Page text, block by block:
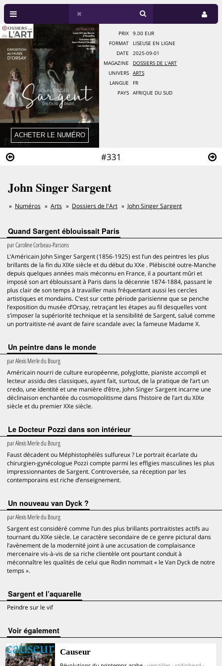
#331
PRIX
9.00 EUR
FORMAT
LISEUSE EN LIGNE
DATE
2025-09-01
MAGAZINE
DOSSIERS DE L'ART
UNIVERS
ARTS
LANGUE
FR
PAYS
AFRIQUE DU SUD
John Singer Sargent
Numéros Arts Dossiers de l'Art John Singer Sargent
Quand Sargent éblouissait Paris
parCaroline Corbeau-Parsons
L’Américain John Singer Sargent (1856-1925) est l’un des peintres les plus
brillants de la fin du XIXe siècle et du début du XXe . Plébiscité outre-Manche
depuis quelques années mais méconnu en France, il a pourtant mûri et
imposé son art éblouissant à Paris dans la décennie 1874-1884, passant le
plus clair de son temps à travailler mais fréquentant aussi les cercles
artistiques et mondains. C’est sur cette période parisienne que se penche
l’exposition du musée d’Orsay, retraçant les étapes au fil desquelles vont
s’imposer la supériorité technique et la sensibilité de Sargent, salué comme
un portraitiste-né avant de faire scandale avec la fameuse Madame X.
Un peintre dans le monde
parAlexis Merle du Bourg
Américain nourri de culture européenne, polyglotte, pianiste accompli et
lecteur assidu des classiques, ayant fait, surtout, de la pratique de l’art un
credo, une identité et une manière d’être, John Singer Sargent incarne une
déclinaison enchantée du cosmopolitisme dans l’histoire de l’art du XIXe
siècle et du premier XXe siècle.
Le Docteur Pozzi dans son intérieur
parAlexis Merle du Bourg
Faust décadent ou Méphistophélès sulfureux ? Le portrait écarlate du
chirurgien-gynécologue Pozzi compte parmi les effigies masculines les plus
impressionnantes de Sargent. Controversée, sa réception par les
contemporains est riche d’enseignement.
Un nouveau van Dyck ?
parAlexis Merle du Bourg
Sargent est considéré comme l’un des plus brillants portraitistes actifs au
tournant du XIXe siècle. Le caractère secondaire de ce genre pictural dans
l’avènement de la modernité joint à une accusation de complaisance
mercenaire vis-à-vis de sa riche clientèle ont pourtant conduit à
méconnaître les qualités de celui que Rodin nommait « le Van Dyck de notre
temps ».
Sargent et l’aquarelle
Peindre sur le vif
voir également
Causeur